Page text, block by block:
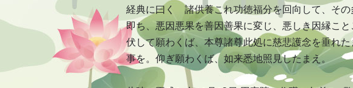
経典に曰く 諸供養これ功徳福分を回向して、その
即ち、悪因悪果を善因善果に変じ、悪しき因縁こ
伏して願わくば、本尊諸尊此処に慈悲護念を垂れ
事を。仰ぎ願わくば、如来悉地照見したまえ。